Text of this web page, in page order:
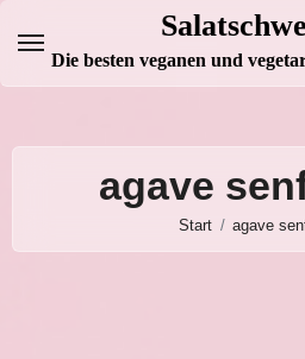
Inhalt
springen
Die besten veganen und
agave
Start agave